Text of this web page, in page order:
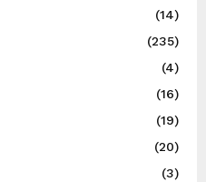
(14)
(235)
(4)
(16)
(19)
(20)
(3)